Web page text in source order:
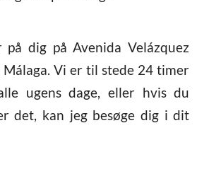
på dig på Avenida Velázquez
Málaga. Vi er til stede 24 timer
ugens dage, eller hvis du
det, kan jeg besøge dig i dit